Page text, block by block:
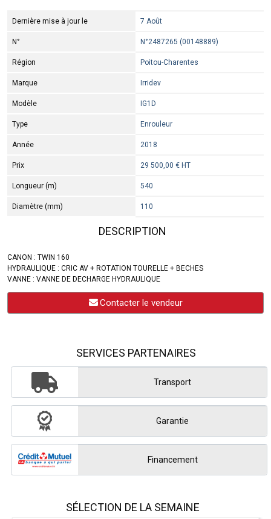
Dernière mise à jour le 7 Août
N° N°2487265 (00148889)
Région Poitou-Charentes
Marque Irridev
Modèle IG1D
Type Enrouleur
Année 2018
Prix 29 500,00 € HT
Longueur (m) 540
Diamètre (mm) 110
DESCRIPTION
CANON : TWIN 160
HYDRAULIQUE : CRIC AV + ROTATION TOURELLE + BECHES
VANNE : VANNE DE DECHARGE HYDRAULIQUE
Contacter le vendeur
SERVICES PARTENAIRES
Transport
Garantie
Financement
SÉLECTION DE LA SEMAINE